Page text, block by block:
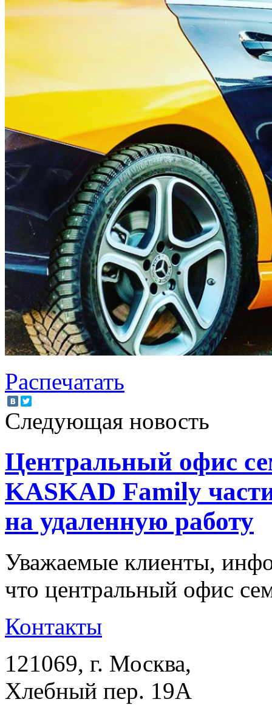
Распечатать
Следующая новость
Центральный офис
KASKAD Family
на удаленную работу
Уважаемые клиенты,
что центральный офис
Контакты
121069, г. Москва,
Хлебный пер. 19А